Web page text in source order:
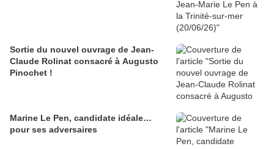
Sortie du nouvel ouvrage de Jean-
Claude Rolinat consacré à Augusto
Pinochet !
Marine Le Pen, candidate idéale…
pour ses adversaires